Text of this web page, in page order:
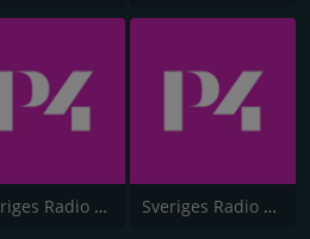
Sveriges Radio P4 Värmland Sveriges Radio P4 Västernorrland